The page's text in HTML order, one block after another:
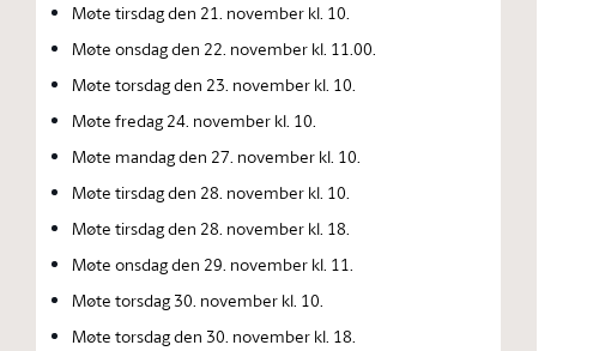
Møte tirsdag den 21. november kl. 10.
Møte onsdag den 22. november kl. 11.00.
Møte torsdag den 23. november kl. 10.
Møte fredag 24. november kl. 10.
Møte mandag den 27. november kl. 10.
Møte tirsdag den 28. november kl. 10.
Møte tirsdag den 28. november kl. 18.
Møte onsdag den 29. november kl. 11.
Møte torsdag 30. november kl. 10.
Møte torsdag den 30. november kl. 18.